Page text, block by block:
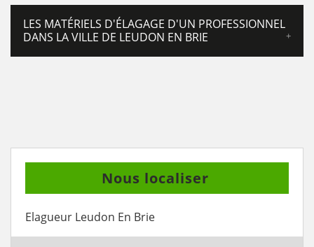
LES MATÉRIELS D'ÉLAGAGE D'UN PROFESSIONNEL
DANS LA VILLE DE LEUDON EN BRIE
Nous localiser
Elagueur Leudon En Brie